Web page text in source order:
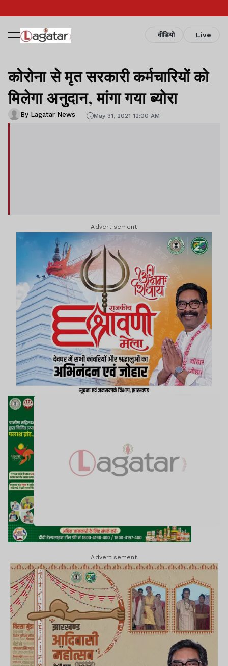
वीडियो Live
कोरोना से मृत सरकारी कर्मचारियों को
मिलेगा अनुदान, मांगा गया ब्योरा
By Lagatar News May 31, 2021 12:00 AM
Advertisement
Advertisement